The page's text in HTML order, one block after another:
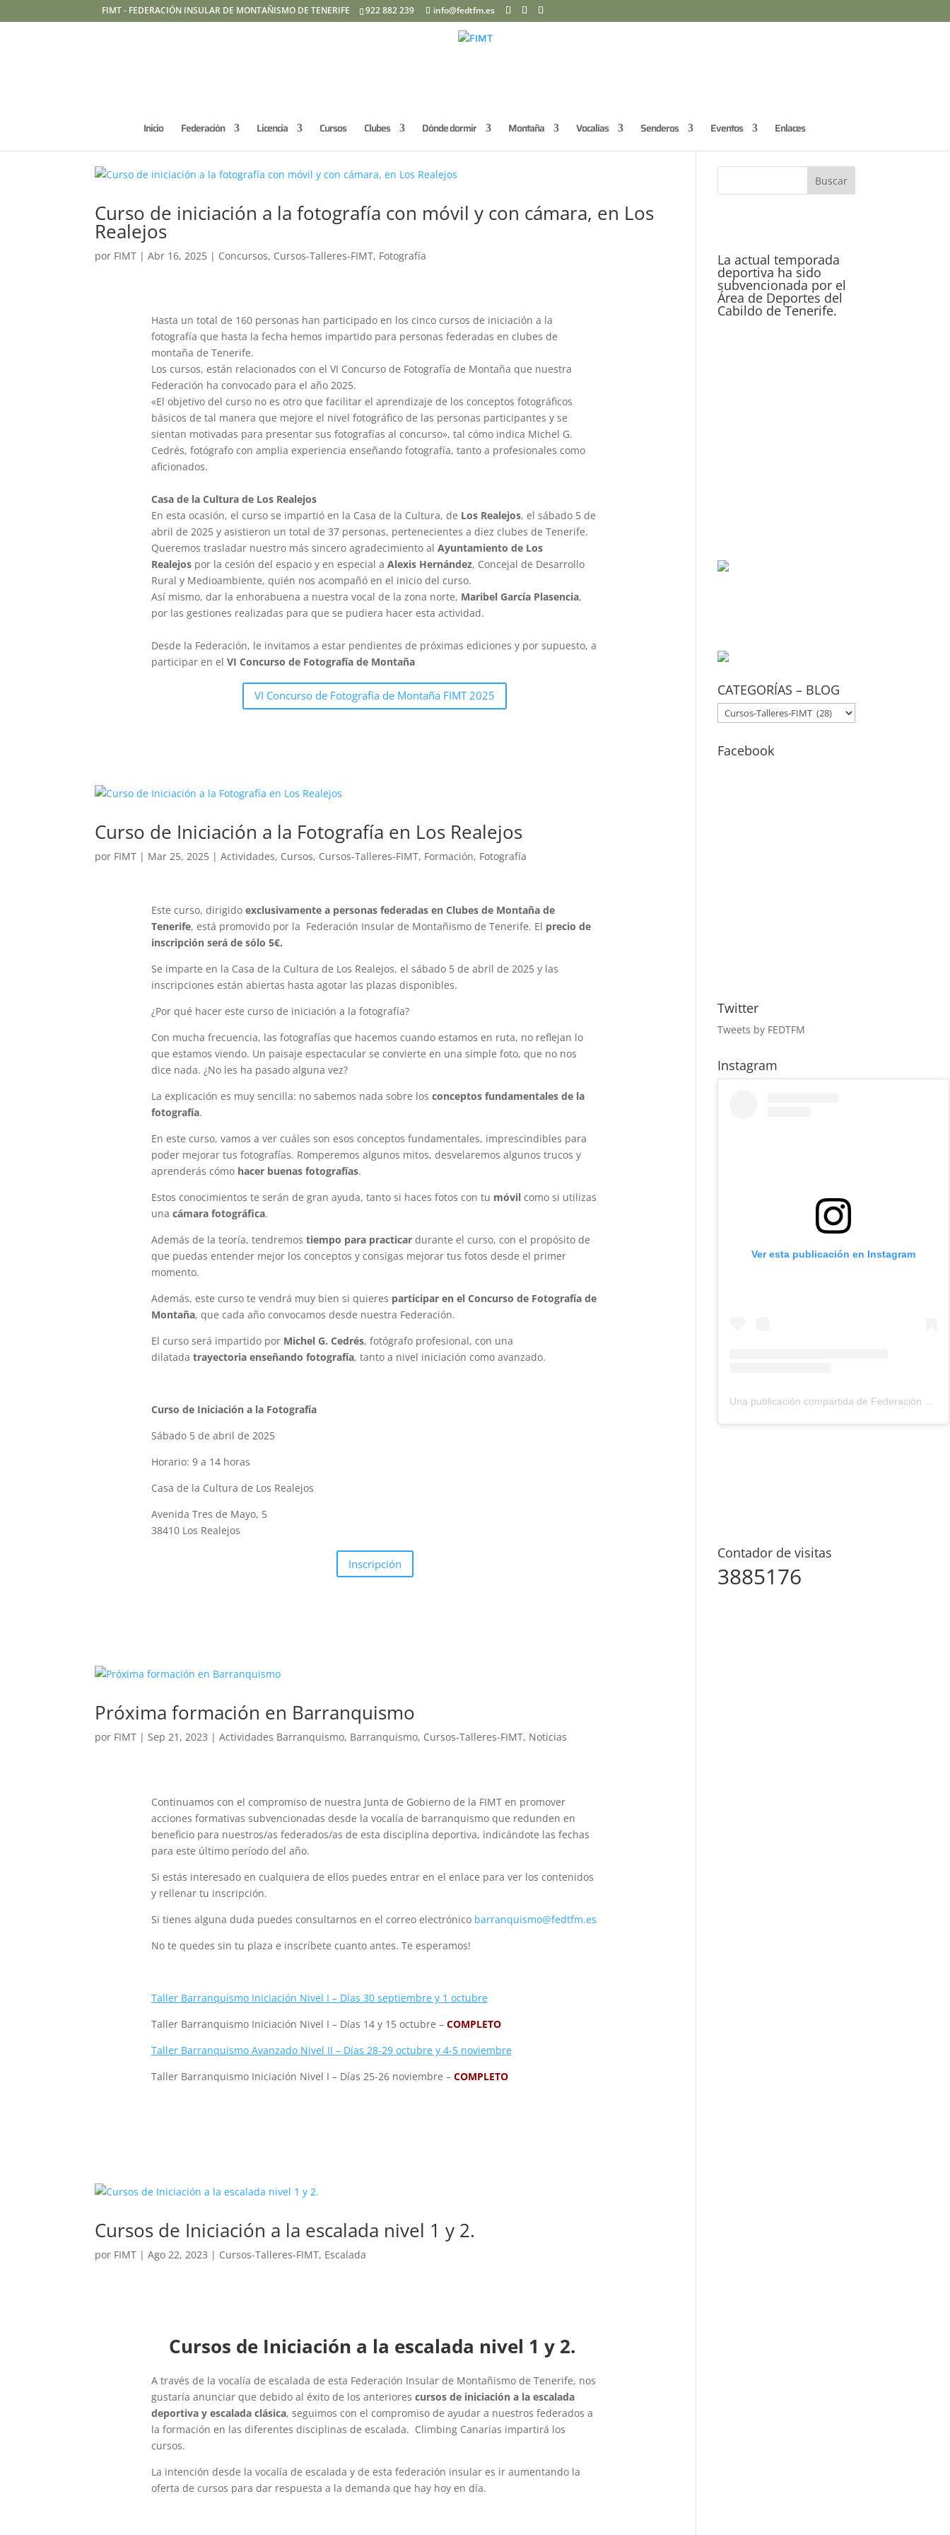
FIMT - FEDERACIÓN INSULAR DE MONTAÑISMO DE TENERIFE 922 882 239 info@fedtfm.es
Inicio Federación Licencia Cursos Clubes Dónde dormir Montaña Vocalías Senderos Eventos Enlaces
Curso de iniciación a la fotografía con móvil y con cámara, en Los
Realejos
por FIMT |Abr 16, 2025 | Concursos, Cursos-Talleres-FIMT, Fotografía
Hasta un total de 160 personas han participado en los cinco cursos de iniciación a la
fotografía que hasta la fecha hemos impartido para personas federadas en clubes de
montaña de Tenerife.
Los cursos, están relacionados con el VI Concurso de Fotografía de Montaña que nuestra
Federación ha convocado para el año 2025.
«El objetivo del curso no es otro que facilitar el aprendizaje de los conceptos fotográficos
básicos de tal manera que mejore el nivel fotográfico de las personas participantes y se
sientan motivadas para presentar sus fotografías al concurso», tal cómo indica Michel G.
Cedrés, fotógrafo con amplia experiencia enseñando fotografía, tanto a profesionales como
aficionados.
Casa de la Cultura de Los Realejos
En esta ocasión, el curso se impartió en la Casa de la Cultura, de Los Realejos, el sábado 5 de
abril de 2025 y asistieron un total de 37 personas, pertenecientes a diez clubes de Tenerife.
Queremos trasladar nuestro más sincero agradecimiento al Ayuntamiento de Los
Realejospor la cesión del espacio y en especial a Alexis Hernández, Concejal de Desarrollo
Rural y Medioambiente, quién nos acompañó en el inicio del curso.
Así mismo, dar la enhorabuena a nuestra vocal de la zona norte, Maribel García Plasencia,
por las gestiones realizadas para que se pudiera hacer esta actividad.
Desde la Federación, le invitamos a estar pendientes de próximas ediciones y por supuesto, a
participar en el VI Concurso de Fotografía de Montaña
VI Concurso de Fotografía de Montaña FIMT 2025
Curso de Iniciación a la Fotografía en Los Realejos
por FIMT | Mar 25, 2025 |Actividades, Cursos, Cursos-Talleres-FIMT, Formación, Fotografía
Este curso, dirigido exclusivamente a personas federadas en Clubes de Montaña de
Tenerife, está promovido por la Federación Insular de Montañismo de Tenerife. El precio de
inscripción será de sólo 5€.
Se imparte en la Casa de la Cultura de Los Realejos, el sábado 5 de abril de 2025 y las
inscripciones están abiertas hasta agotar las plazas disponibles.
¿Por qué hacer este curso de iniciación a la fotografía?
Con mucha frecuencia, las fotografías que hacemos cuando estamos en ruta, no reflejan lo
que estamos viendo. Un paisaje espectacular se convierte en una simple foto, que no nos
dice nada. ¿No les ha pasado alguna vez?
La explicación es muy sencilla: no sabemos nada sobre los conceptos fundamentales de la
fotografía.
En este curso, vamos a ver cuáles son esos conceptos fundamentales, imprescindibles para
poder mejorar tus fotografías. Romperemos algunos mitos, desvelaremos algunos trucos y
aprenderás cómo hacer buenas fotografías.
Estos conocimientos te serán de gran ayuda, tanto si haces fotos con tu móvilcomo si utilizas
una cámara fotográfica.
Además de la teoría, tendremos tiempo para practicardurante el curso, con el propósito de
que puedas entender mejor los conceptos y consigas mejorar tus fotos desde el primer
momento.
Además, este curso te vendrá muy bien si quieres participar en el Concurso de Fotografía de
Montaña, que cada año convocamos desde nuestra Federación.
El curso será impartido por Michel G. Cedrés, fotógrafo profesional, con una
dilatada trayectoria enseñando fotografía, tanto a nivel iniciación como avanzado.
Curso de Iniciación a la Fotografía
Sábado 5 de abril de 2025
Horario: 9 a 14 horas
Casa de la Cultura de Los Realejos
Avenida Tres de Mayo, 5
38410 Los Realejos
Inscripción
Próxima formación en Barranquismo
por FIMT |Sep 21, 2023 |Actividades Barranquismo, Barranquismo, Cursos-Talleres-FIMT, Noticias
Continuamos con el compromiso de nuestra Junta de Gobierno de la FIMT en promover
acciones formativas subvencionadas desde la vocalía de barranquismo que redunden en
beneficio para nuestros/as federados/as de esta disciplina deportiva, indicándote las fechas
para este último período del año.
Si estás interesado en cualquiera de ellos puedes entrar en el enlace para ver los contenidos
y rellenar tu inscripción.
Si tienes alguna duda puedes consultarnos en el correo electrónico barranquismo@fedtfm.es
No te quedes sin tu plaza e inscríbete cuanto antes. Te esperamos!
Taller Barranquismo Iniciación Nivel I – Días 30 septiembre y 1 octubre
Taller Barranquismo Iniciación Nivel I – Días 14 y 15 octubre – COMPLETO
Taller Barranquismo Avanzado Nivel II – Días 28-29 octubre y 4-5 noviembre
Taller Barranquismo Iniciación Nivel I – Días 25-26 noviembre – COMPLETO
Cursos de Iniciación a la escalada nivel 1 y 2.
por FIMT |Ago 22, 2023 | Cursos-Talleres-FIMT, Escalada
Cursos de Iniciación a la escalada nivel 1 y 2.
A través de la vocalía de escalada de esta Federación Insular de Montañismo de Tenerife, nos
gustaría anunciar que debido al éxito de los anteriores cursos de iniciación a la escalada
deportiva y escalada clásica, seguimos con el compromiso de ayudar a nuestros federados a
la formación en las diferentes disciplinas de escalada. Climbing Canarias impartirá los
cursos.
La intención desde la vocalía de escalada y de esta federación insular es ir aumentando la
oferta de cursos para dar respuesta a la demanda que hay hoy en día.
La actual temporada
deportiva ha sido
subvencionada por el
Área de Deportes del
Cabildo de Tenerife.
CATEGORÍAS – BLOG
CATEGORÍAS
–
BLOG
Facebook
Twitter
Tweets by FEDTFM
Instagram
Ver esta publicación en Instagram
Contador de visitas
3885176